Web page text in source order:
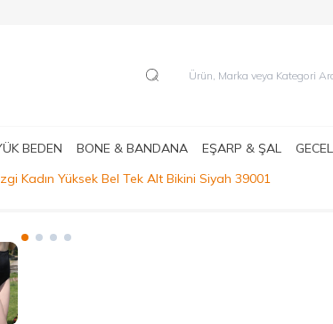
BEDEN BONE & BANDANA EŞARP & ŞAL
Kadın Yüksek Bel Tek Alt Bikini Siyah 39001